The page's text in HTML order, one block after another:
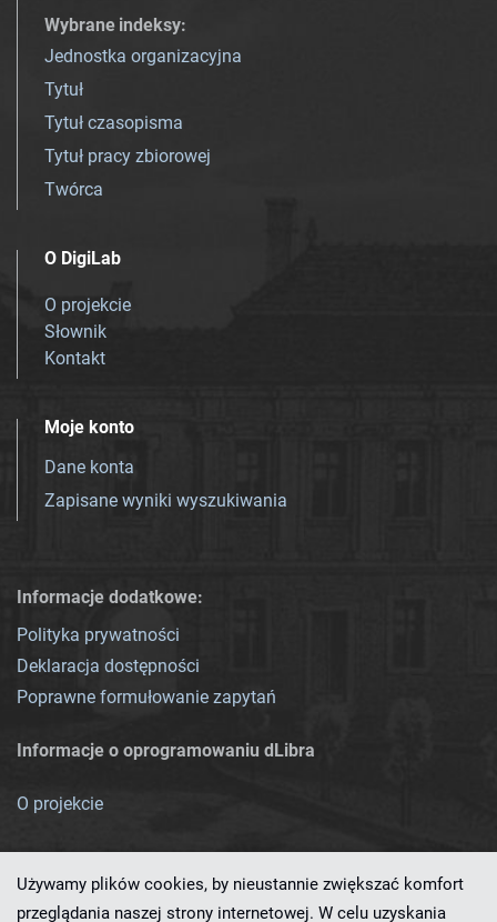
Wybrane indeksy:
Jednostka organizacyjna
Tytuł
Tytuł czasopisma
Tytuł pracy zbiorowej
Twórca
O DigiLab
O projekcie
Słownik
Kontakt
Moje konto
Dane konta
Zapisane wyniki wyszukiwania
Informacje dodatkowe:
Polityka prywatności
Deklaracja dostępności
Poprawne formułowanie zapytań
Informacje o oprogramowaniu dLibra
O projekcie
Używamy plików cookies, by nieustannie zwiększać komfort
przeglądania naszej strony internetowej. W celu uzyskania